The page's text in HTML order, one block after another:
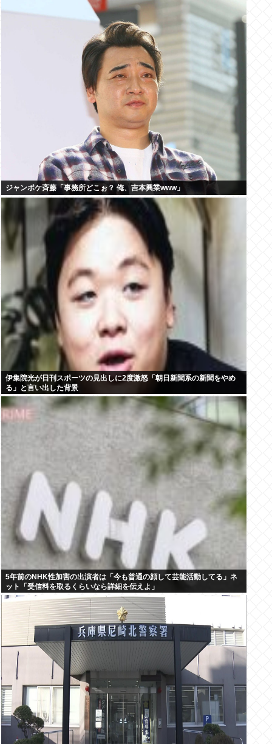
ジャンポケ斉藤「事務所どこぉ？ 俺、吉本興業www」
伊集院光が日刊スポーツの見出しに2度激怒「朝日新聞系の新聞をやめ
る」と言い出した背景
5年前のNHK性加害の出演者は「今も普通の顔して芸能活動してる」ネ
ット「受信料を取るくらいなら詳細を伝えよ」